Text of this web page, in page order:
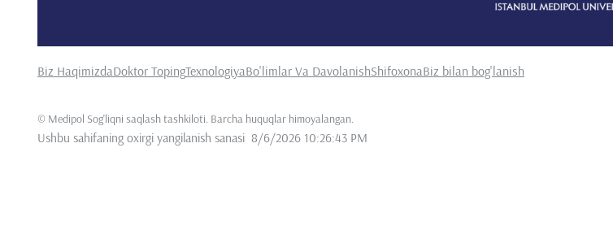
Biz HaqimizdaDoktor TopingTexnologiyaBo'limlar Va DavolanishShifoxonaBiz bilan bog'lanish
© Medipol Sog'liqni saqlash tashkiloti. Barcha huquqlar himoyalangan.
Ushbu sahifaning oxirgi yangilanish sanasi 8/6/2026 10:26:43 PM